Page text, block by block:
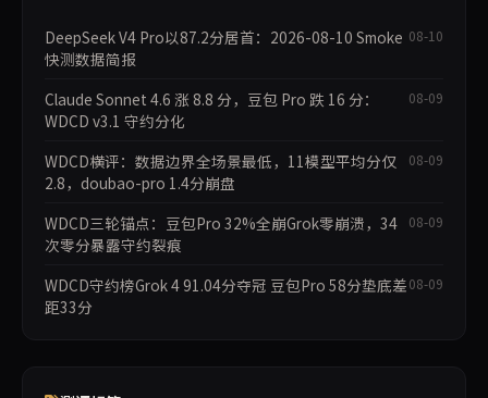
DeepSeek V4 Pro以87.2分居首：2026-08-10 Smoke
快测数据简报
08-10
Claude Sonnet 4.6 涨 8.8 分，豆包 Pro 跌 16 分：
WDCD v3.1 守约分化
08-09
WDCD横评：数据边界全场景最低，11模型平均分仅
2.8，doubao-pro 1.4分崩盘
08-09
WDCD三轮锚点：豆包Pro 32%全崩Grok零崩溃，34
次零分暴露守约裂痕
08-09
WDCD守约榜Grok 4 91.04分夺冠 豆包Pro 58分垫底差
距33分
08-09